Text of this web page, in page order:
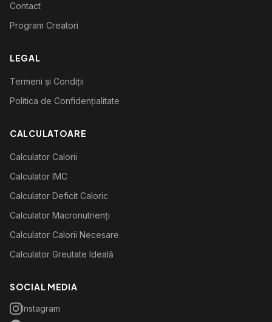
Contact
Program Creatori
LEGAL
Termeni și Condiții
Politica de Confidențialitate
CALCULATOARE
Calculator Calorii
Calculator IMC
Calculator Deficit Caloric
Calculator Macronutrienți
Calculator Calorii Necesare
Calculator Greutate Ideală
SOCIAL MEDIA
Instagram